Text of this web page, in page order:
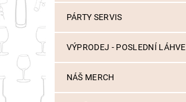
PÁRTY SERVIS
VÝPRODEJ - POSLEDNÍ LÁHVE
NÁŠ MERCH